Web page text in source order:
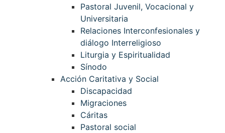
Pastoral Juvenil, Vocacional y
Universitaria
Relaciones Interconfesionales y
diálogo Interreligioso
Liturgia y Espiritualidad
Sínodo
Acción Caritativa y Social
Discapacidad
Migraciones
Cáritas
Pastoral social